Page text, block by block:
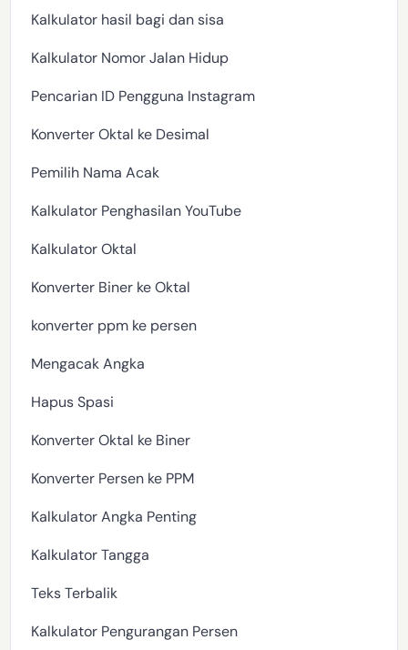
Kalkulator hasil bagi dan sisa
Kalkulator Nomor Jalan Hidup
Pencarian ID Pengguna Instagram
Konverter Oktal ke Desimal
Pemilih Nama Acak
Kalkulator Penghasilan YouTube
Kalkulator Oktal
Konverter Biner ke Oktal
konverter ppm ke persen
Mengacak Angka
Hapus Spasi
Konverter Oktal ke Biner
Konverter Persen ke PPM
Kalkulator Angka Penting
Kalkulator Tangga
Teks Terbalik
Kalkulator Pengurangan Persen